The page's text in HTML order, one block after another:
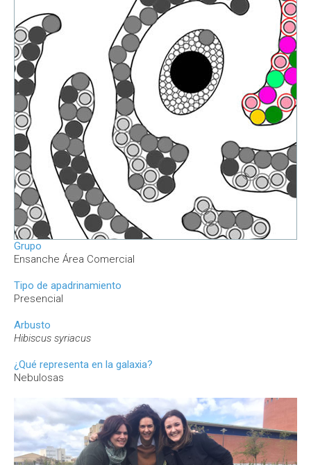
Grupo
Ensanche Área Comercial
Tipo de apadrinamiento
Presencial
Arbusto
Hibiscus syriacus
¿Qué representa en la galaxia?
Nebulosas